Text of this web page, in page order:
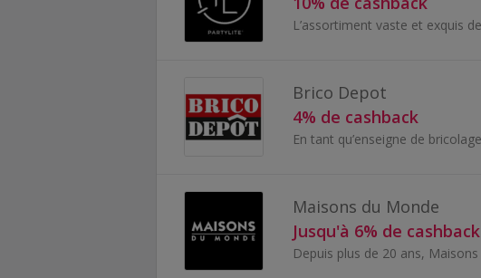
Brico Depot
4% de cashback
Maisons du Monde
Jusqu'à 6% de cashback